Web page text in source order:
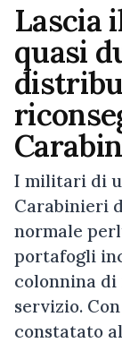
Lascia
quasi
I militari di
Carabinieri
normale
portafogli
colonnina
servizio.
constatato